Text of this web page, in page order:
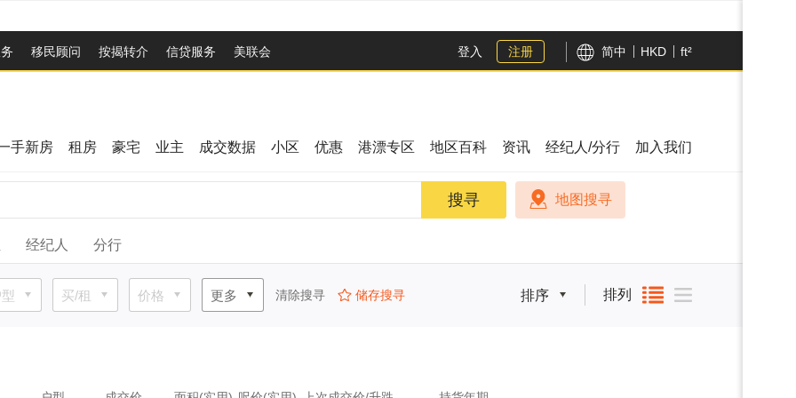
移民顾问 按揭转介 信贷服务 美联会 登入 注册 简中 HKD ft²
手新房 租房 豪宅 业主 成交数据 小区 优惠 港漂专区 地区百科 资讯 经纪人/分行 加入我们
搜寻
搜寻 地图搜寻
经纪人 分行
买/租 价格 更多 清除搜寻 储存搜寻 排序 排列